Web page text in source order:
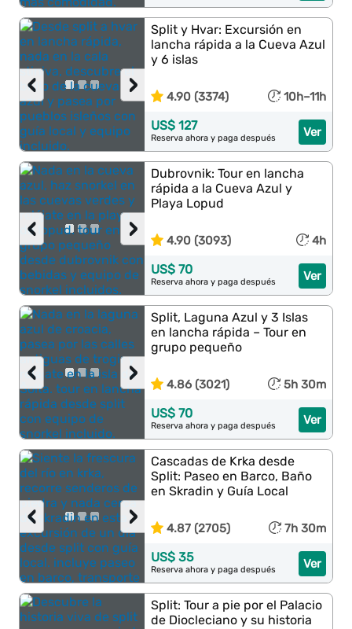
›
‹
Split y Hvar: Excursión en
lancha rápida a la Cueva Azul
y 6 islas
4.90 (3374) 10h–11h
Ver
US$ 127
Reserva ahora y paga después
›
‹
Dubrovnik: Tour en lancha
rápida a la Cueva Azul y
Playa Lopud
4.90 (3093) 4h
Ver
US$ 70
Reserva ahora y paga después
›
‹
Split, Laguna Azul y 3 Islas
en lancha rápida – Tour en
grupo pequeño
4.86 (3021) 5h 30m
Ver
US$ 70
Reserva ahora y paga después
›
‹
Cascadas de Krka desde
Split: Paseo en Barco, Baño
en Skradin y Guía Local
4.87 (2705) 7h 30m
Ver
US$ 35
Reserva ahora y paga después
Split: Tour a pie por el Palacio
de Diocleciano y su historia